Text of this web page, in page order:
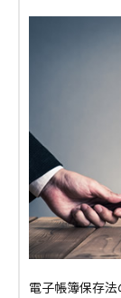
電子帳簿保存